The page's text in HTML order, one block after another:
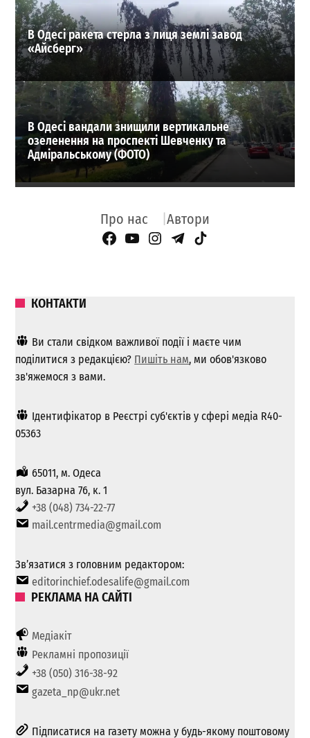
В Одесі ракета стерла з лиця землі завод
«Айсберг»
В Одесі вандали знищили вертикальне
озеленення на проспекті Шевченку та
Адміральському (ФОТО)
Про нас Автори
Facebook Page
YouTube
Instagram
Telegram
TikTok
КОНТАКТИ
Ви стали свідком важливої ​​події і маєте чим
поділитися з редакцією? Пишіть нам, ми обов'язково
зв'яжемося з вами.
Ідентифікатор в Реєстрі суб'єктів у сфері медіа R40-
05363
65011, м. Одеса
вул. Базарна 76, к. 1
+38 (048) 734-22-77
mail.centrmedia@gmail.com
Зв’язатися з головним редактором:
editorinchief.odesalife@gmail.com
РЕКЛАМА НА САЙТІ
Медіакіт
Рекламні пропозиції
+38 (050) 316-38-92
gazeta_np@ukr.net
Підписатися на газету можна у будь-якому поштовому